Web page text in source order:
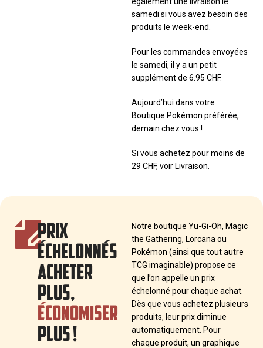
samedi si vous avez besoin des
produits le week-end.
Pour les commandes envoyées
le samedi, il y a un petit
supplément de 6.95 CHF.
Aujourd’hui dans votre
Boutique Pokémon préférée,
demain chez vous !
Si vous achetez pour moins de
29 CHF, voir Livraison.
PRIX
ÉCHELONNÉS
ACHETER
PLUS,
ÉCONOMISER
PLUS !
Notre boutique Yu-Gi-Oh, Magic
the Gathering, Lorcana ou
Pokémon (ainsi que tout autre
TCG imaginable) propose ce
que l’on appelle un prix
échelonné pour chaque achat.
Dès que vous achetez plusieurs
produits, leur prix diminue
automatiquement. Pour
chaque produit, un graphique